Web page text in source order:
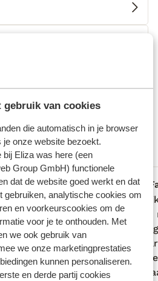
gebruik van cookies
die automatisch in je browser
onze website bezoekt.
bij Eliza was here (een
Group GmbH) functionele
dat de website goed werkt en dat
gebruiken, analytische cookies om
en voorkeurscookies om de
voor je te onthouden. Met
we ook gebruik van
we onze marketingprestaties
kunnen personaliseren.
en derde partij cookies
van reizigers die
beoordelingen
partner
20 jun. 2026
alle
goed te bereiken,
Dorpje aan te
beleven. Heerlijk
wat bijgewerkt
mooi onderkomen.
alle
goed te bereiken,
Dorpje aan te
beleven. Heerlijk
wat bijgewerkt
mooi onderkomen.
8.4
ver
ver